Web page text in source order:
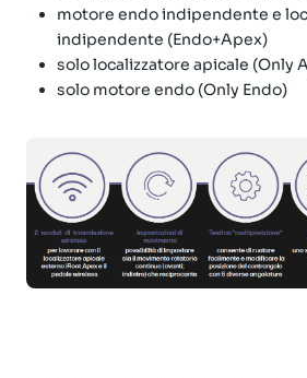
motore endo indipendente e
indipendente (Endo+Apex)
solo localizzatore apicale (Only
solo motore endo (Only Endo)